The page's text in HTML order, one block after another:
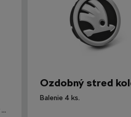
Hotová zmes chladiacej kvapaliny G12evo pre všetky vozidlá Škoda.
Ozdobný stred
Balenie 4 ks.